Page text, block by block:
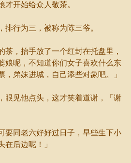
开始给众人敬茶。
行为三，被称为陈三爷。
，抬手放了一个红封在托盘里，
娘呢，不知道你们女子喜欢什么东
，弟妹进城，自己添些对象吧。」
见他点头，这才笑着道谢，「谢
同老六好好过日子，早些生下小
在后边呢！」